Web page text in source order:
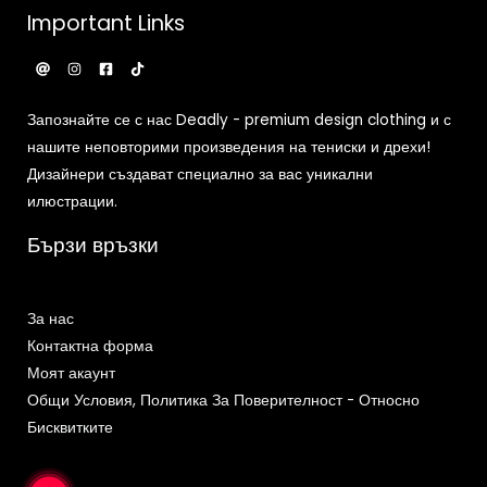
Important Links
Запознайте се с нас Deadly - premium design clothing и с
нашите неповторими произведения на тениски и дрехи!
Дизайнери създават специално за вас уникални
илюстрации.
Бързи връзки
За нас
Контактна форма
Моят акаунт
Общи Условия, Политика За Поверителност - Относно
Бисквитките